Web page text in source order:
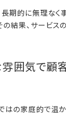
長期的に無理なく
結果、サービス
雰囲気で顧
はの家庭的で温